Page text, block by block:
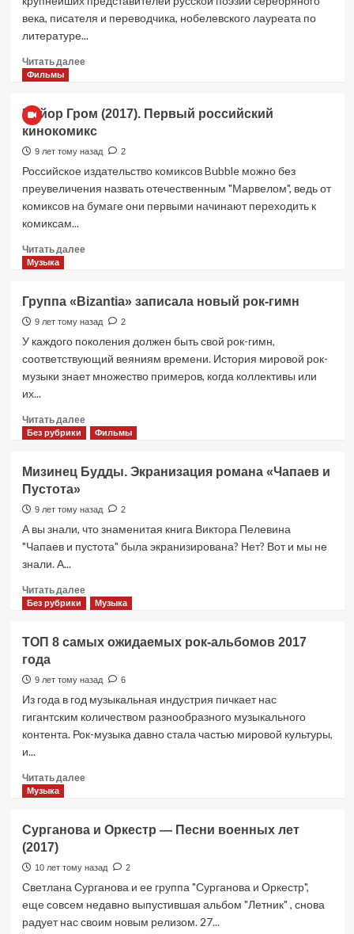
Валентина
века, писателя и переводчика, нобелевского лауреата по
литературе...
Читать далееПрочитать
Пастернак.
Биография,
факты
Фильмы
Майор Гром (2017). Первый российский
кинокомикс
9 лет тому назад 2
Российское издательство комиксов Bubble можно без
преувеличения назвать отечественным "Марвелом", ведь от
комиксов на бумаге они первыми начинают переходить к
комиксам...
Читать далееПрочитать
Гром
(2017).
кинокомикс
Музыка
Группа «Bizantia» записала новый рок-гимн
9 лет тому назад 2
У каждого поколения должен быть свой рок-гимн,
соответствующий веяниям времени. История мировой рок-
музыки знает множество примеров, когда коллективы или
их...
Читать далееПрочитать
больше
«Bizantia»
новый
Без рубрики Фильмы
Мизинец Будды. Экранизация романа «Чапаев и
Пустота»
9 лет тому назад 2
А вы знали, что знаменитая книга Виктора Пелевина
"Чапаев и пустота" была экранизирована? Нет? Вот и мы не
знали. А...
Читать далееПрочитать
больше
Будды.
романа
и
Пустота»
Без рубрики Музыка
ТОП 8 самых ожидаемых рок-альбомов 2017
года
9 лет тому назад 6
Из года в год музыкальная индустрия пичкает нас
гигантским количеством разнообразного музыкального
контента. Рок-музыка давно стала частью мировой культуры,
и...
Читать далееПрочитать
8
ожидаемых
альбомов
2017
года
Музыка
Сурганова и Оркестр — Песни военных лет
(2017)
10 лет тому назад 2
Светлана Сурганова и ее группа "Сурганова и Оркестр",
еще совсем недавно выпустившая альбом "Летник" , снова
радует нас своим новым релизом. 27...